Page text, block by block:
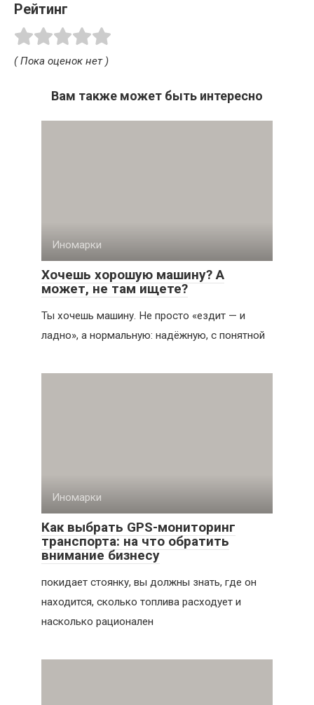
Рейтинг
( Пока оценок нет )
Вам также может быть интересно
Иномарки
Хочешь хорошую машину? А
может, не там ищете?
Ты хочешь машину. Не просто «ездит — и
ладно», а нормальную: надёжную, с понятной
Иномарки
Как выбрать GPS-мониторинг
транспорта: на что обратить
внимание бизнесу
покидает стоянку, вы должны знать, где он
находится, сколько топлива расходует и
насколько рационален